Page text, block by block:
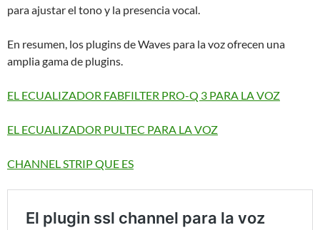
para ajustar el tono y la presencia vocal.
En resumen, los plugins de Waves para la voz ofrecen una
amplia gama de plugins.
EL ECUALIZADOR FABFILTER PRO-Q 3 PARA LA VOZ
EL ECUALIZADOR PULTEC PARA LA VOZ
CHANNEL STRIP QUE ES